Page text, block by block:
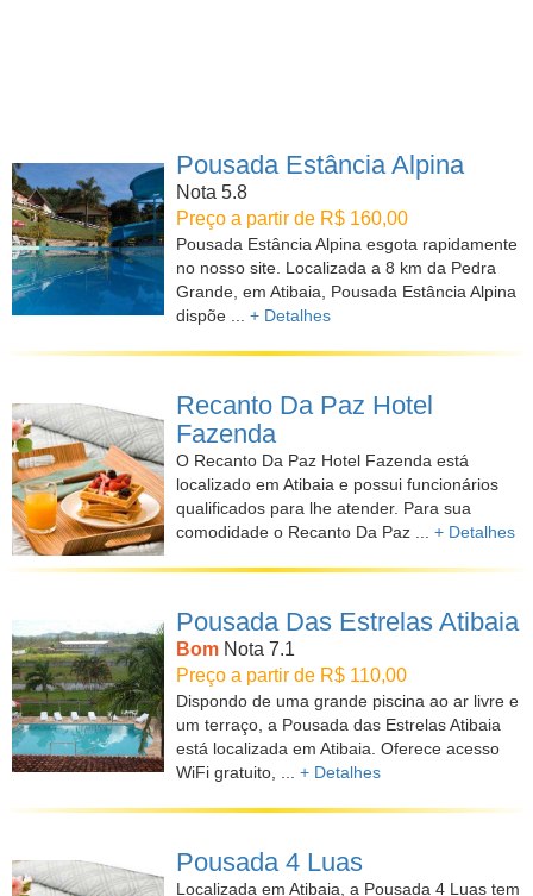
Pousada Estância Alpina
Nota 5.8
Preço a partir de R$ 160,00
Pousada Estância Alpina esgota rapidamente
no nosso site. Localizada a 8 km da Pedra
Grande, em Atibaia, Pousada Estância Alpina
dispõe ... + Detalhes
Recanto Da Paz Hotel
Fazenda
O Recanto Da Paz Hotel Fazenda está
localizado em Atibaia e possui funcionários
qualificados para lhe atender. Para sua
comodidade o Recanto Da Paz ... + Detalhes
Pousada Das Estrelas Atibaia
Bom Nota 7.1
Preço a partir de R$ 110,00
Dispondo de uma grande piscina ao ar livre e
um terraço, a Pousada das Estrelas Atibaia
está localizada em Atibaia. Oferece acesso
WiFi gratuito, ... + Detalhes
Pousada 4 Luas
Localizada em Atibaia, a Pousada 4 Luas tem